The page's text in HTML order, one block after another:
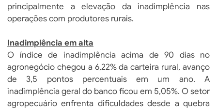
principalmente a elevação da inadimplência nas
operações com produtores rurais.
Inadimplência em alta
O índice de inadimplência acima de 90 dias no
agronegócio chegou a 6,22% da carteira rural, avanço
de 3,5 pontos percentuais em um ano. A
inadimplência geral do banco ficou em 5,05%. O setor
agropecuário enfrenta dificuldades desde a quebra